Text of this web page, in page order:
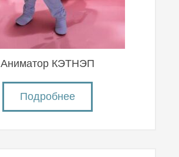
Аниматор КЭТНЭП
Подробнее